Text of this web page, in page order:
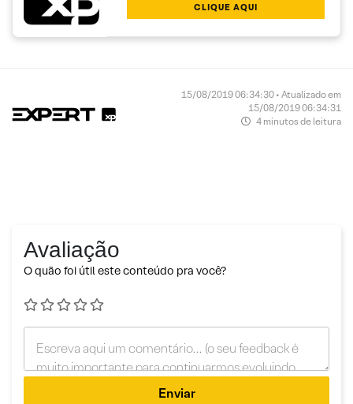
CLIQUE AQUI
15/08/2019 06:34:30 • Atualizado em
15/08/2019 06:34:31
4 minutos de leitura
Avaliação
O quão foi útil este conteúdo pra você?
Enviar